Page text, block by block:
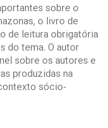
sobre o
o livro de
de leitura obrigatória
do tema. O autor
sobre os autores e
produzidas na
sócio-